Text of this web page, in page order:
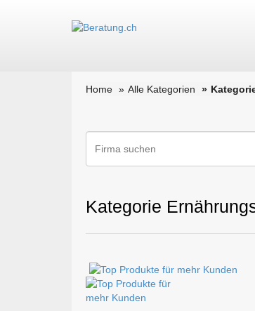
Home Alle Kategorien
Kategorie